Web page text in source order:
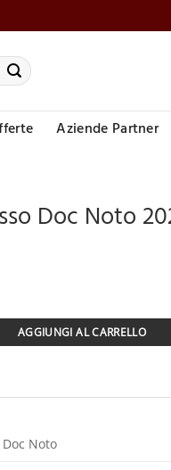
Aziende Partner
Doc Noto
Noto 2021 quantità
AGGIUNGI AL CARRELLO
Doc Noto